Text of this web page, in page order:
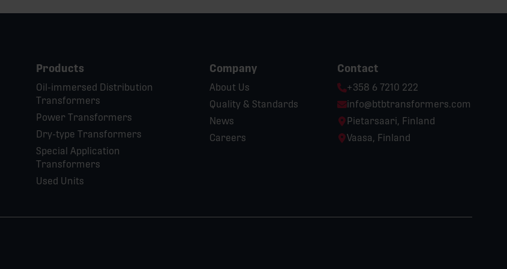
Products
Oil-immersed Distribution
Transformers
Power Transformers
Dry-type Transformers
Special Application
Transformers
Used Units
Company
About Us
Quality & Standards
News
Careers
Contact
Phone:
+358 6 7210 222
Email:
info@btbtransformers.com
Location:
Pietarsaari, Finland
Location:
Vaasa, Finland